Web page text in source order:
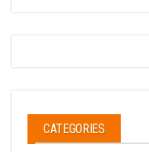
CATEGORIES